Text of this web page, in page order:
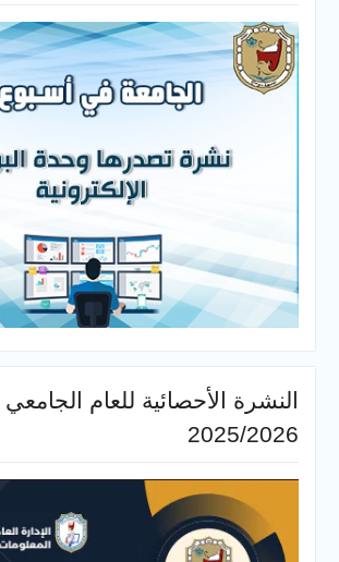
النشرة الأحصائية للعام الجامعي
2025/2026